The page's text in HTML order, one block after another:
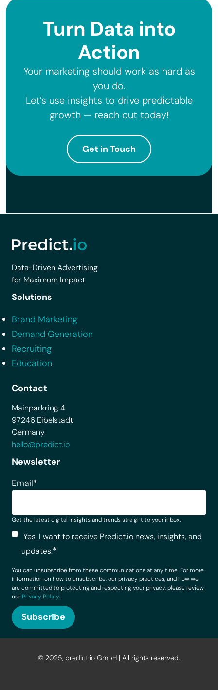
Turn Data into
Action
Your marketing should work as hard as
you do.
Let’s use insights to drive predictable
growth — reach out today!
Get in Touch
Data-Driven Advertising
for Maximum Impact
Solutions
Brand Marketing
Demand Generation
Recruiting
Education
Contact
Mainparkring 4
97246 Eibelstadt
Germany
hello@predict.io
Newsletter
Email*
Get the latest digital insights and trends straight to your inbox.
Yes, I want to receive Predict.io news, insights, and
updates.*
You can unsubscribe from these communications at any time. For more
information on how to unsubscribe, our privacy practices, and how we
are committed to protecting and respecting your privacy, please review
our Privacy Policy.
© 2025, predict.io GmbH | All rights reserved.